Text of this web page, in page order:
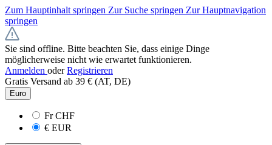
Zum Hauptinhalt springen Zur Suche springen Zur Hauptnavigation
springen
Sie sind offline. Bitte beachten Sie, dass einige Dinge
möglicherweise nicht wie erwartet funktionieren.
Anmelden oder Registrieren
Gratis Versand ab 39 € (AT, DE)
Euro
FrCHF
€ EUR